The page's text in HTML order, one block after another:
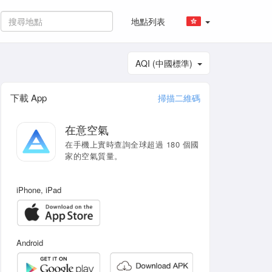
地點列表
AQI (中國標準)
下載 App 掃描二維碼
在意空氣
在手機上實時查詢全球超過 180 個國
家的空氣質量。
iPhone, iPad
Android